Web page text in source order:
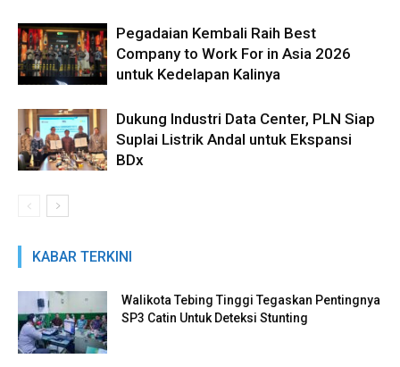
Pegadaian Kembali Raih Best
Company to Work For in Asia 2026
untuk Kedelapan Kalinya
Dukung Industri Data Center, PLN Siap
Suplai Listrik Andal untuk Ekspansi
BDx
KABAR TERKINI
Walikota Tebing Tinggi Tegaskan Pentingnya
SP3 Catin Untuk Deteksi Stunting